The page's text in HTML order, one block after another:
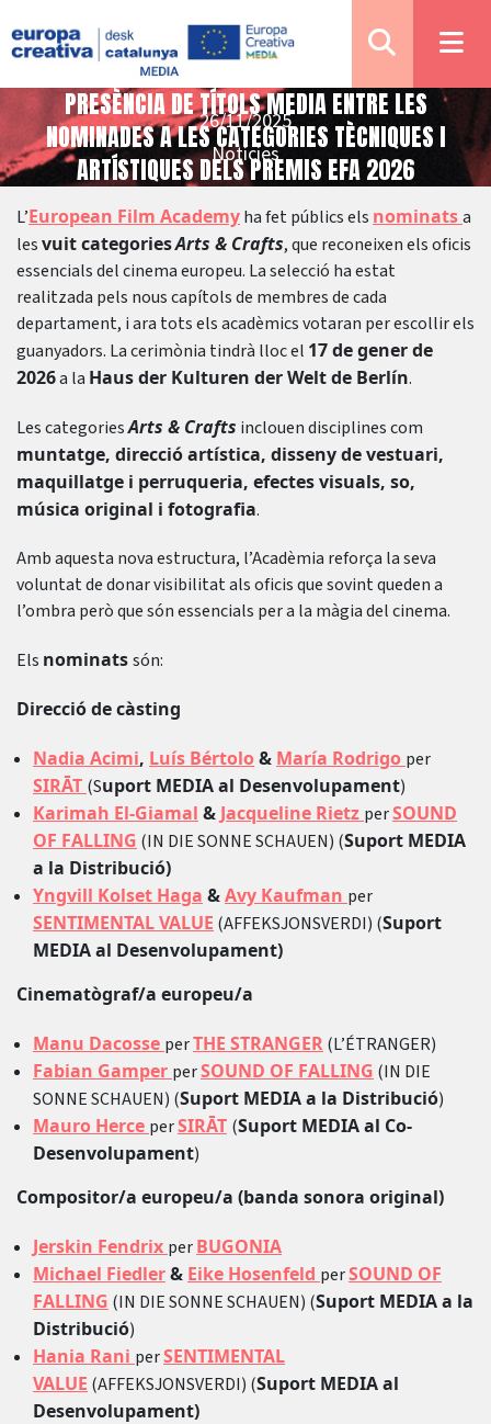
Notícies
PRESÈNCIA DE TÍTOLS MEDIA ENTRE LES
NOMINADES A LES CATEGORIES TÈCNIQUES I
ARTÍSTIQUES DELS PREMIS EFA 2026
26/11/2025
L’European Film Academyha fet públics els nominatsa
lesvuit categoriesArts & Crafts, que reconeixen els oficis
essencials del cinema europeu. La selecció ha estat
realitzada pels nous capítols de membres de cada
departament, i ara tots els acadèmics votaran per escollir els
guanyadors. La cerimònia tindrà lloc el 17 de gener de
2026a la Haus der Kulturen der Welt de Berlín.
Les categoriesArts & Crafts inclouen disciplines com
muntatge, direcció artística, disseny de vestuari,
maquillatge i perruqueria, efectes visuals, so,
música original i fotografia.
Amb aquesta nova estructura, l’Acadèmia reforça la seva
voluntat de donar visibilitat als oficis que sovint queden a
l’ombra però que són essencials per a la màgia del cinema.
Els nominatssón:
Direcció de càsting
Nadia Acimi, Luís Bértolo& María Rodrigo per
SIRĀT (Suport MEDIA al Desenvolupament)
Karimah El-Giamal & Jacqueline Rietz perSOUND
OF FALLING (IN DIE SONNE SCHAUEN) (Suport MEDIA
a la Distribució)
Yngvill Kolset Haga &Avy Kaufman per
SENTIMENTAL VALUE (AFFEKSJONSVERDI) (Suport
MEDIA al Desenvolupament)
Cinematògraf/a europeu/a
Manu Dacosse perTHE STRANGER(L’ÉTRANGER)
Fabian Gamper perSOUND OF FALLING (IN DIE
SONNE SCHAUEN) (Suport MEDIA a la Distribució)
Mauro Herce perSIRĀT (Suport MEDIA al Co-
Desenvolupament)
Compositor/a europeu/a (banda sonora original)
Jerskin Fendrix perBUGONIA
Michael Fiedler& Eike Hosenfeld perSOUND OF
FALLING (IN DIE SONNE SCHAUEN) (Suport MEDIA a la
Distribució)
Hania Rani perSENTIMENTAL
VALUE (AFFEKSJONSVERDI) (Suport MEDIA al
Desenvolupament)